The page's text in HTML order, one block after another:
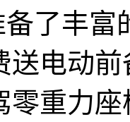
了丰
送电动
零重力